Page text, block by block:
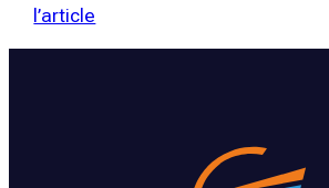
l’article